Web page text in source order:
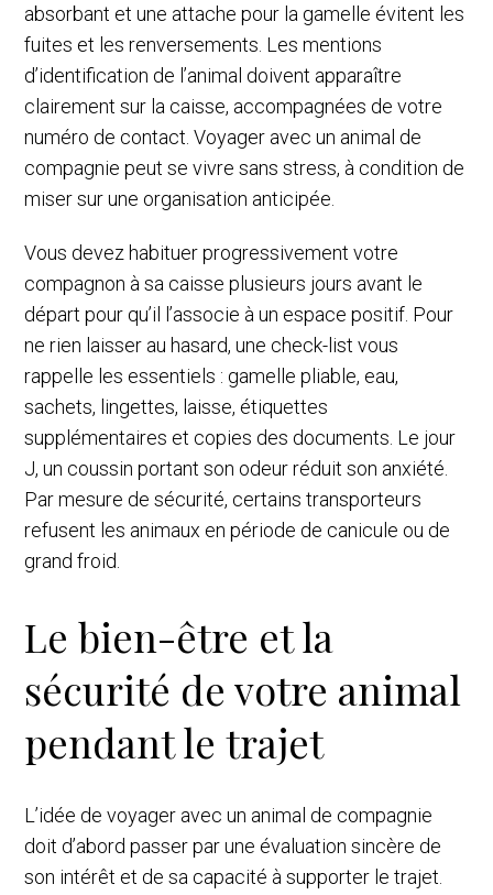
absorbant et une attache pour la gamelle évitent les
fuites et les renversements. Les mentions
d’identification de l’animal doivent apparaître
clairement sur la caisse, accompagnées de votre
numéro de contact. Voyager avec un animal de
compagnie peut se vivre sans stress, à condition de
miser sur une organisation anticipée.
Vous devez habituer progressivement votre
compagnon à sa caisse plusieurs jours avant le
départ pour qu’il l’associe à un espace positif. Pour
ne rien laisser au hasard, une check-list vous
rappelle les essentiels : gamelle pliable, eau,
sachets, lingettes, laisse, étiquettes
supplémentaires et copies des documents. Le jour
J, un coussin portant son odeur réduit son anxiété.
Par mesure de sécurité, certains transporteurs
refusent les animaux en période de canicule ou de
grand froid.
Le bien-être et la
sécurité de votre animal
pendant le trajet
L’idée de voyager avec un animal de compagnie
doit d’abord passer par une évaluation sincère de
son intérêt et de sa capacité à supporter le trajet.